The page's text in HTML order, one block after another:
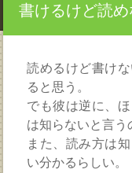
書けるけど読め
読めるけど書け
ると思う。
でも彼は逆に、
は知らないと言う
また、読み方は
い分かるらしい。